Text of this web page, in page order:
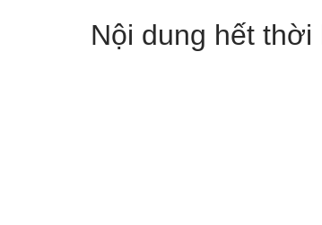
Nội dung hết thời